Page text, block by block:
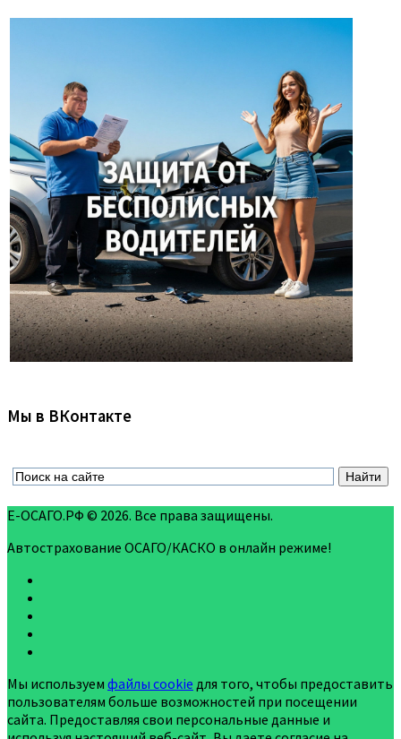
Мы в ВКонтакте
Е-ОСАГО.РФ © 2026. Все права защищены.
Автострахование ОСАГО/КАСКО в онлайн режиме!
Мы используем файлы cookie для того, чтобы предоставить
пользователям больше возможностей при посещении
сайта. Предоставляя свои персональные данные и